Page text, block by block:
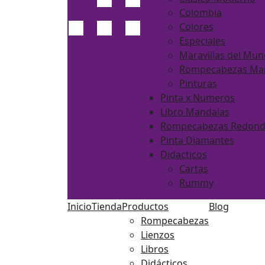
Colombia
Colores
Especiales
Maravillas del
Rompecabezas
Pinturas
Pinta x Numeros
Libro Mandalas
Rompecabezas
Pinta Diamantes
Didacticos
Cartas
Rummy
InicioTiendaProductos
Rompecabezas
Lienzos
Libros
Blog